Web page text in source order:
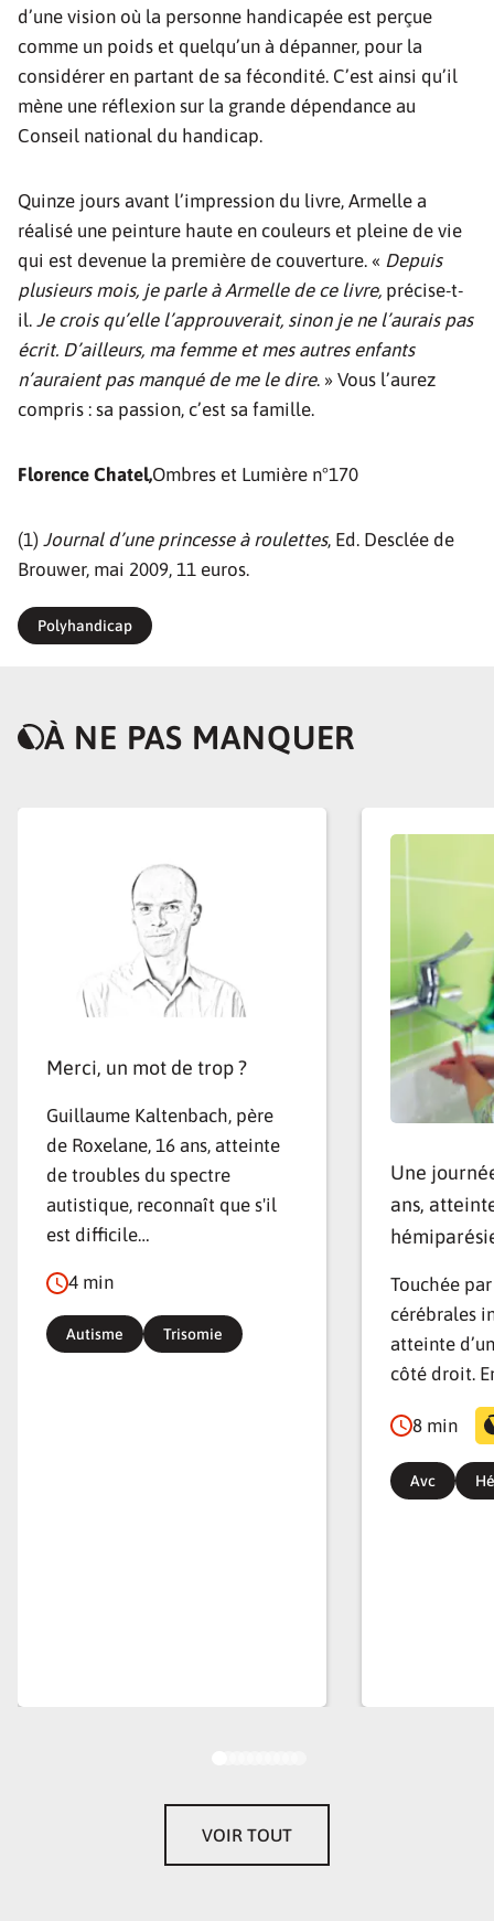
d’une vision où la personne handicapée est perçue
comme un poids et quelqu’un à dépanner, pour la
considérer en partant de sa fécondité. C’est ainsi qu’il
mène une réflexion sur la grande dépendance au
Conseil national du handicap.
Quinze jours avant l’impression du livre, Armelle a
réalisé une peinture haute en couleurs et pleine de vie
qui est devenue la première de couverture. « Depuis
plusieurs mois, je parle à Armelle de ce livre, précise-t-
il. Je crois qu’elle l’approuverait, sinon je ne l’aurais pas
écrit. D’ailleurs, ma femme et mes autres enfants
n’auraient pas manqué de me le dire. » Vous l’aurez
compris : sa passion, c’est sa famille.
Florence Chatel,Ombres et Lumière n°170
(1) Journal d’une princesse à roulettes, Ed. Desclée de
Brouwer, mai 2009, 11 euros.
Polyhandicap
À NE PAS MANQUER
Merci, un mot de trop ?
Guillaume Kaltenbach, père
de Roxelane, 16 ans, atteinte
de troubles du spectre
autistique, reconnaît que s'il
est difficile…
4 min
Autisme Trisomie
Une
ans,
Touchée
cérébrales
atteinte
côté droit.
8 min
Avc
VOIR TOUT